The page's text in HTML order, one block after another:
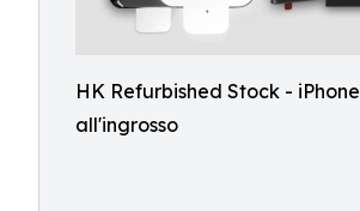
HK Refurbished Stock - iPhone
all'ingrosso